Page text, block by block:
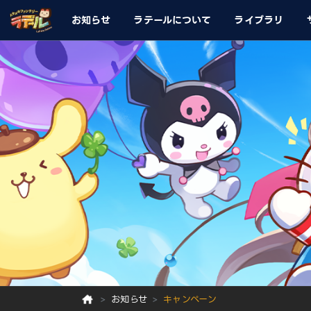
お知らせ ラテールについて ライブラリ
お知らせ キャンペーン